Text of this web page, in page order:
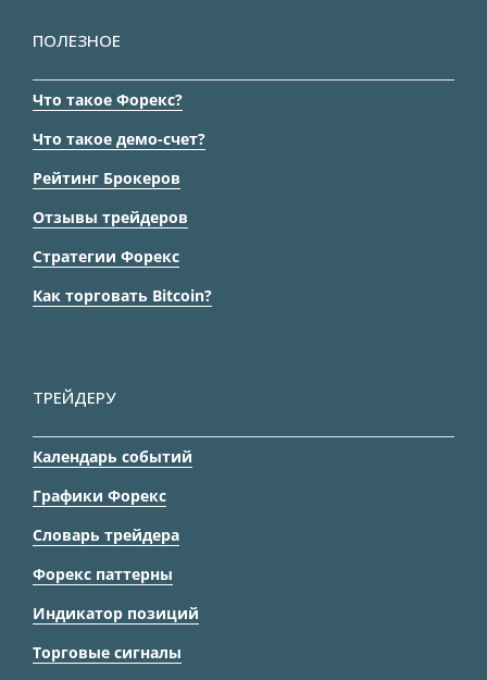
ПОЛЕЗНОЕ
Что такое Форекс?
Что такое демо-счет?
Рейтинг Брокеров
Отзывы трейдеров
Стратегии Форекс
Как торговать Bitcoin?
ТРЕЙДЕРУ
Календарь событий
Графики Форекс
Словарь трейдера
Форекс паттерны
Индикатор позиций
Торговые сигналы